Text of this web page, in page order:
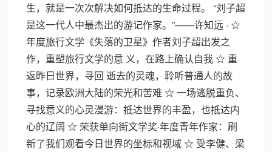
生，就是一次次解决如何抵达的生命过程。 “刘子超
是这一代人中最杰出的游记作家。”——许知远 · ☆
年度旅行文学《失落的卫星》作者刘子超出发之
作，重塑旅行文学的意 义，在路上确认自我 ☆ 重
返昨日世界，寻回 逝去的灵魂，聆听普通人的故
事，记录欧洲大陆的荣光和苦难 ☆ 一场逃脱重负、
寻找意义的心灵漫游：抵达世界的丰盈，也抵达内
心的辽阔 ☆ 荣获单向街文学奖·年度青年作家：刷
新了我们观看今日世界的坐标和视域 ☆ 受李健、梁